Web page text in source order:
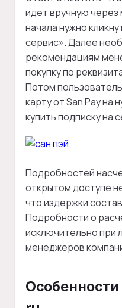
идет вручную
начала нужно
сервис». Далее
рекомендациям
покупку по
Потом
карту от San Pay на
купить подписку на
Подробностей
открытом доступе
что издержки
Подробности о
исключительно при
менеджеров